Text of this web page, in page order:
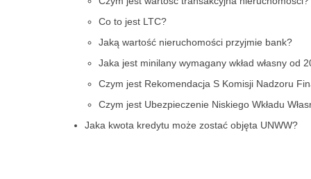
Co to jest LTC?
Jaką wartość nieruchomości przyjmie bank?
Jaka jest minilany wymagany wkład własny od
Czym jest Rekomendacja S Komisji Nadzoru
Czym jest Ubezpieczenie Niskiego Wkładu
Jaka kwota kredytu może zostać objęta UNWW?